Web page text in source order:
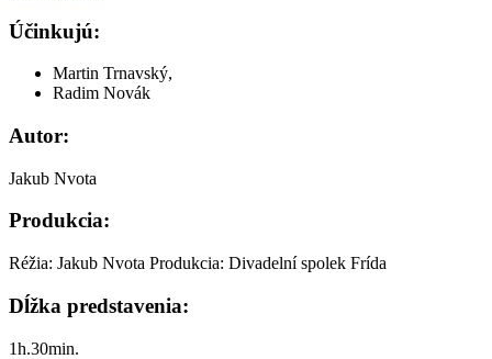
Účinkujú:
Martin Trnavský,
Radim Novák
Autor:
Jakub Nvota
Produkcia:
Réžia: Jakub Nvota Produkcia: Divadelní spolek Frída
Dĺžka predstavenia:
1h.30min.